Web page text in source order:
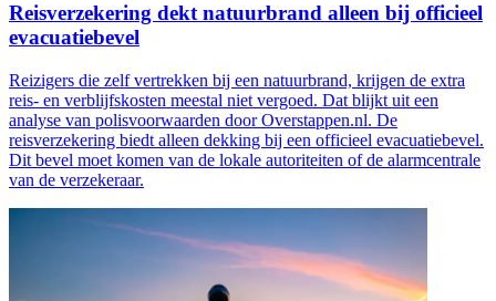
Reisverzekering dekt natuurbrand alleen bij officieel
evacuatiebevel
Reizigers die zelf vertrekken bij een natuurbrand, krijgen de extra
reis- en verblijfskosten meestal niet vergoed. Dat blijkt uit een
analyse van polisvoorwaarden door Overstappen.nl. De
reisverzekering biedt alleen dekking bij een officieel evacuatiebevel.
Dit bevel moet komen van de lokale autoriteiten of de alarmcentrale
van de verzekeraar.